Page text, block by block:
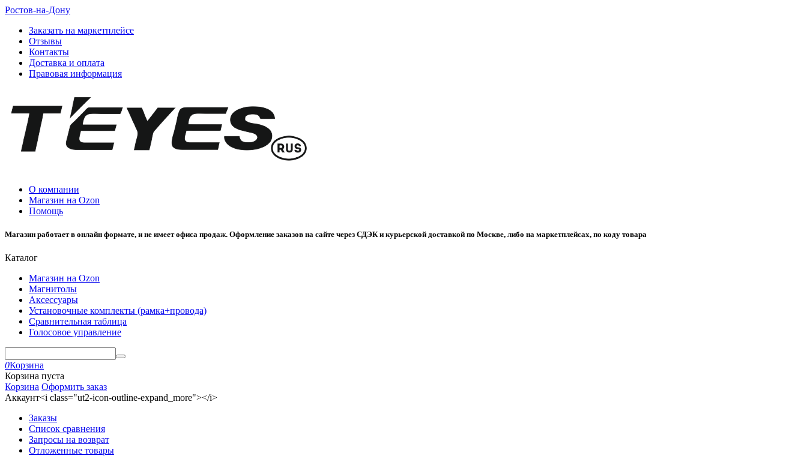
Ростов-на-Дону
Заказать на маркетплейсе
Отзывы
Контакты
Доставка и оплата
Правовая информация
О компании
Магазин на Ozon
Помощь
Магазин работает в онлайн формате, и не имеет офиса продаж. Оформление заказов на сайте через СДЭК и курьерской доставкой по Москве, либо на маркетплейсах, по коду товара
Каталог
Магазин на Ozon
Магнитолы
Аксессуары
Установочные комплекты (рамка+провода)
Сравнительная таблица
Голосовое управление
0Корзина
Корзина пуста
Корзина Оформить заказ
Аккаунт<i class="ut2-icon-outline-expand_more"></i>
Заказы
Список сравнения
Запросы на возврат
Отложенные товары